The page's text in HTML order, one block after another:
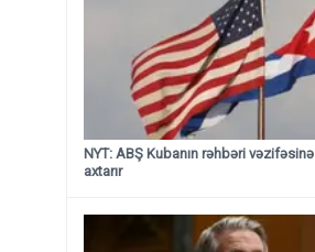
NYT: ABŞ Kubanın rəhbəri
axtarır